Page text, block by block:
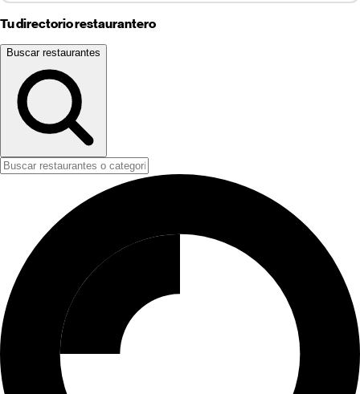
Tu directorio restaurantero
Buscar restaurantes